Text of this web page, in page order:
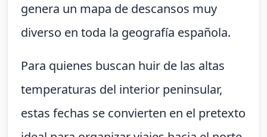
genera un mapa de descansos muy
diverso en toda la geografía española.
Para quienes buscan huir de las altas
temperaturas del interior peninsular,
estas fechas se convierten en el pretexto